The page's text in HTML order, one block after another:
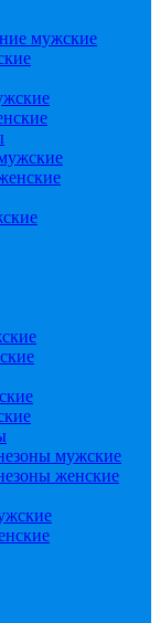
мужские
мужские
женские